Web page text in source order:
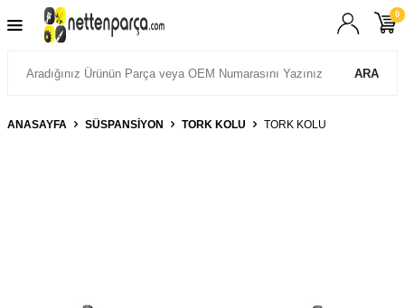
ARA
0
ANASAYFA SÜSPANSIYON TORK KOLU TORK KOLU